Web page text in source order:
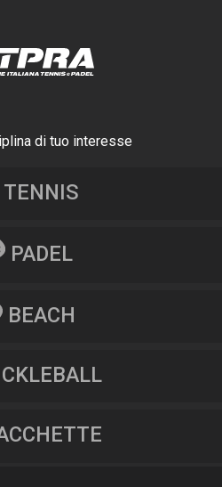
di tuo interesse
TENNIS
PADEL
BEACH